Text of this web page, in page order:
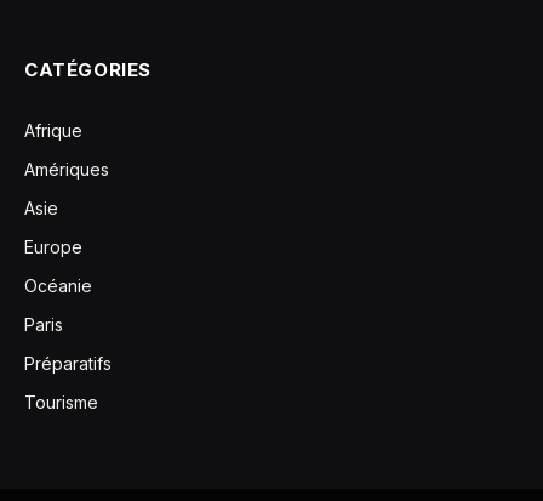
CATÉGORIES
Afrique
Amériques
Asie
Europe
Océanie
Paris
Préparatifs
Tourisme